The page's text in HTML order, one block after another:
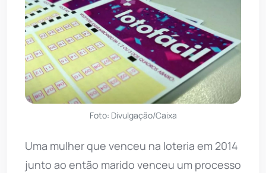
Foto: Divulgação/Caixa
Uma mulher que venceu na loteria em 2014
junto ao então marido venceu um processo